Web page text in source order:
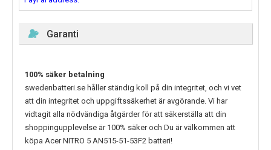
Garanti
100% säker betalning
swedenbatteri.se håller ständig koll på din integritet, och vi vet
att din integritet och uppgiftssäkerhet är avgörande. Vi har
vidtagit alla nödvändiga åtgärder för att säkerställa att din
shoppingupplevelse är 100% säker och Du är välkommen att
köpa Acer NITRO 5 AN515-51-53F2 batteri!